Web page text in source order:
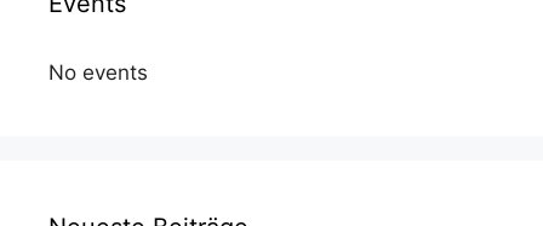
No events